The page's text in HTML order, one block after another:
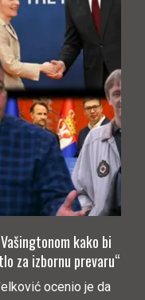
kako bi
za izbornu prevaru“
ocenio je da